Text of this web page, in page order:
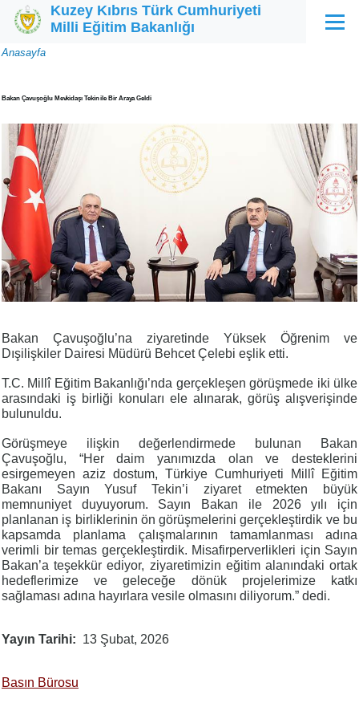
Ana içeriğe atla
Kuzey Kıbrıs Türk Cumhuriyeti
Milli Eğitim Bakanlığı
Menü
Sayfa
Anasayfa
Bakan Çavuşoğlu Mevkidaşı Tekin ile Bir Araya Geldi
Bakan Çavuşoğlu’na ziyaretinde Yüksek Öğrenim ve
Dışilişkiler Dairesi Müdürü Behcet Çelebi eşlik etti.
T.C. Millî Eğitim Bakanlığı’nda gerçekleşen görüşmede iki ülke
arasındaki iş birliği konuları ele alınarak, görüş alışverişinde
bulunuldu.
Görüşmeye ilişkin değerlendirmede bulunan Bakan
Çavuşoğlu, “Her daim yanımızda olan ve desteklerini
esirgemeyen aziz dostum, Türkiye Cumhuriyeti Millî Eğitim
Bakanı Sayın Yusuf Tekin’i ziyaret etmekten büyük
memnuniyet duyuyorum. Sayın Bakan ile 2026 yılı için
planlanan iş birliklerinin ön görüşmelerini gerçekleştirdik ve bu
kapsamda planlama çalışmalarının tamamlanması adına
verimli bir temas gerçekleştirdik. Misafirperverlikleri için Sayın
Bakan’a teşekkür ediyor, ziyaretimizin eğitim alanındaki ortak
hedeflerimize ve geleceğe dönük projelerimize katkı
sağlaması adına hayırlara vesile olmasını diliyorum.” dedi.
Yayın Tarihi 13 Şubat, 2026
Basın Bürosu